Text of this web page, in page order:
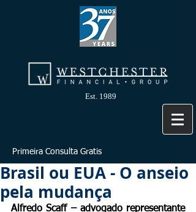
Est. 1989
Primeira Consulta Gratis
Brasil ou EUA - O anseio
pela mudança
Alfredo Scaff – advogado representante